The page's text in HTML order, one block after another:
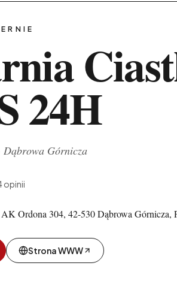
24H
Dąbrowa Górnicza
opinii
AK Ordona 304, 42-530 Dąbrowa Górnicza,
Strona WWW